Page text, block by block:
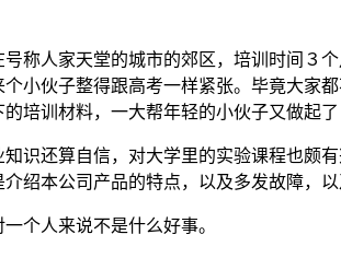
号称人家天堂的城市的郊区，培训时间３
个小伙子整得跟高考一样紧张。毕竟大家
的培训材料，一大帮年轻的小伙子又做起了
知识还算自信，对大学里的实验课程也颇
介绍本公司产品的特点，以及多发故障，
个人来说不是什么好事。